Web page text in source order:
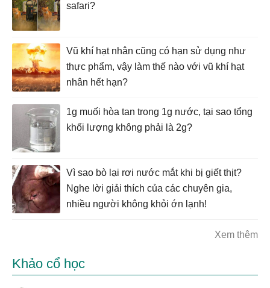
safari?
Vũ khí hạt nhân cũng có hạn sử dụng như
thực phẩm, vậy làm thế nào với vũ khí hạt
nhân hết hạn?
1g muối hòa tan trong 1g nước, tại sao tổng
khối lượng không phải là 2g?
Vì sao bò lại rơi nước mắt khi bị giết thịt?
Nghe lời giải thích của các chuyên gia,
nhiều người không khỏi ớn lạnh!
Xem thêm
Khảo cổ học